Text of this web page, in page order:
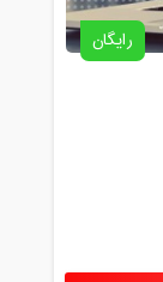
رایگان